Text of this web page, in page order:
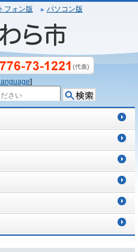
フォン版 パソコン版
]